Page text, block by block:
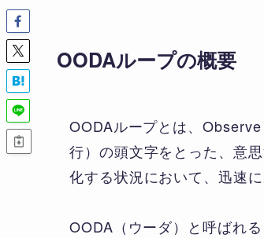
OODAループの概要
OODAループとは、
行）の頭文字をとった、意
化する状況において、迅速
OODA（ウーダ）と呼ばれ